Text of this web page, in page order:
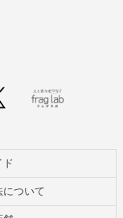
ド
について